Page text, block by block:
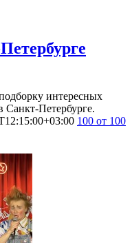
интересных
Петербурге.
100 от 100